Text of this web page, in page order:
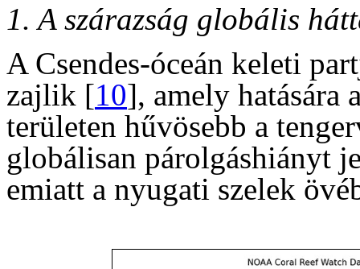
1. A szárazság globális
A Csendes-óceán keleti
zajlik [10], amely hatására
területen hűvösebb a
globálisan párolgáshiányt
emiatt a nyugati szelek